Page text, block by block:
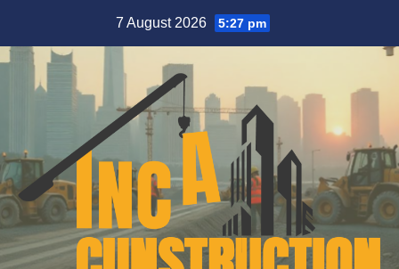
content
7 August 2026 5:27 pm